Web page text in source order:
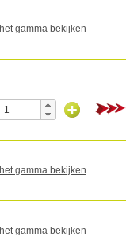
het gamma bekijken
het gamma bekijken
het gamma bekijken